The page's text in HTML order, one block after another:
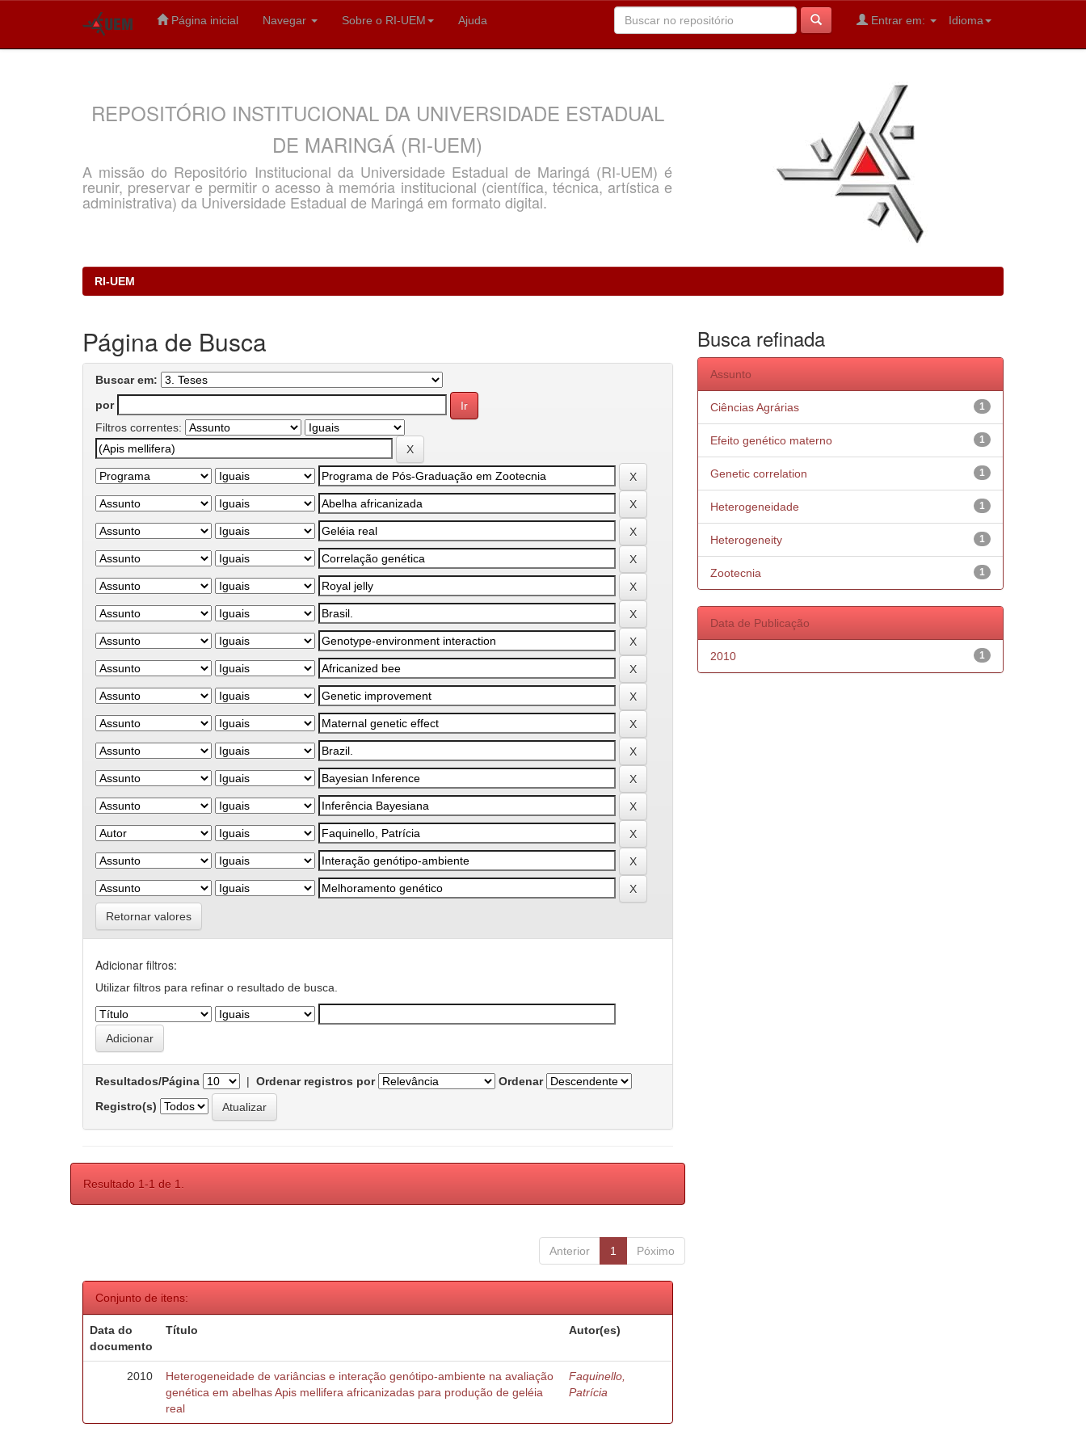
Página inicial Navegar Sobre o RI-UEM Ajuda Idioma
Entrar em:
REPOSITÓRIO INSTITUCIONAL DA UNIVERSIDADE ESTADUAL
DE MARINGÁ (RI-UEM)
A missão do Repositório Institucional da Universidade Estadual de Maringá (RI-UEM) é
reunir, preservar e permitir o acesso à memória institucional (científica, técnica, artística e
administrativa) da Universidade Estadual de Maringá em formato digital.
RI-UEM
Página de Busca
Buscar em:
por
Filtros correntes:
Retornar valores
Adicionar filtros:
Utilizar filtros para refinar o resultado de busca.
Resultados/Página | Ordenar registros por
Ordenar
Registro(s)
Resultado 1-1 de 1.
Anterior 1 Póximo
Conjunto de itens:
Data do
documento
Título Autor(es)
2010
Heterogeneidade de variâncias e interação genótipo-ambiente na avaliação
genética em abelhas Apis mellifera africanizadas para produção de geléia
real
Faquinello,
Patrícia
Busca refinada
Assunto
1
Ciências Agrárias
1
Efeito genético materno
1
Genetic correlation
1
Heterogeneidade
1
Heterogeneity
1
Zootecnia
Data de Publicação
1
2010